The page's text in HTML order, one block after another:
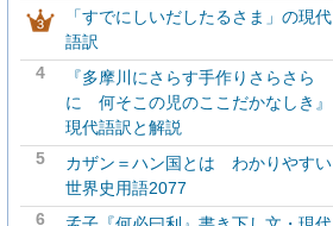
「すでにしいだしたるさま」の現代
語訳
4
『多摩川にさらす手作りさらさら
に 何そこの児のここだかなしき』
現代語訳と解説
5
カザン＝ハン国とは わかりやすい
世界史用語2077
6